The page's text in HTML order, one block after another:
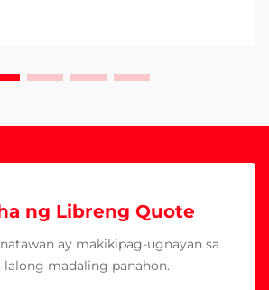
ng Libreng Quote
ay makikipag-ugnayan sa
lalong madaling panahon.